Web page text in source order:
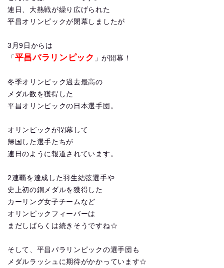
連日、大熱戦が繰り広げられた
平昌オリンピックが閉幕しましたが
3月9日からは
「 平昌パラリンピック 」が開幕！
冬季オリンピック過去最高の
メダル数を獲得した
平昌オリンピックの日本選手団。
オリンピックが閉幕して
帰国した選手たちが
連日のように報道されています。
2連覇を達成した羽生結弦選手や
史上初の銅メダルを獲得した
カーリング女子チームなど
オリンピックフィーバーは
まだしばらくは続きそうですね☆
そして、平昌パラリンピックの選手団も
メダルラッシュに期待がかかっています☆